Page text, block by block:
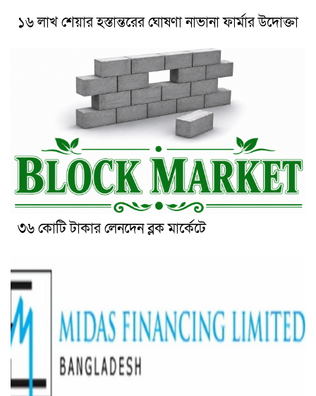
১৬ লাখ শেয়ার হস্তান্তরের ঘোষণা নাভানা ফার্মার উদোক্তা
৩৬ কোটি টাকার লেনদেন ব্লক মার্কেটে